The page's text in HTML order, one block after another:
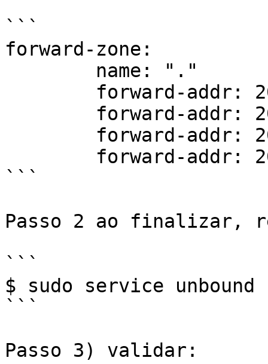
```
forward-zone:
```
Passo 2 ao finalizar,
```
$ sudo service unbound
```
Passo 3) validar: